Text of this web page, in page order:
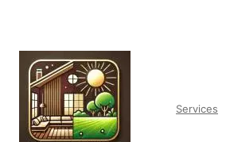
Services